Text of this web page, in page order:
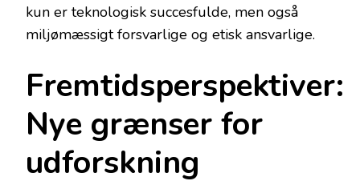
kun er teknologisk succesfulde, men også
miljømæssigt forsvarlige og etisk ansvarlige.
Fremtidsperspektiver:
Nye grænser for
udforskning